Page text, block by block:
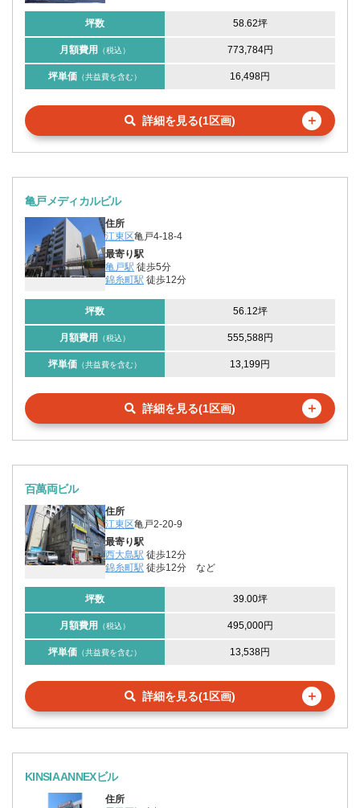
坪数 58.62坪
月額費用 （税込） 773,784円
坪単価 （共益費を含む） 16,498円
詳細を見る(1区画) ＋
亀戸メディカルビル
住所
江東区亀戸4-18-4
最寄り駅
亀戸駅 徒歩5分
錦糸町駅 徒歩12分
坪数 56.12坪
月額費用 （税込） 555,588円
坪単価 （共益費を含む） 13,199円
詳細を見る(1区画) ＋
百萬両ビル
住所
江東区亀戸2-20-9
最寄り駅
西大島駅 徒歩12分
錦糸町駅 徒歩12分 など
坪数 39.00坪
月額費用 （税込） 495,000円
坪単価 （共益費を含む） 13,538円
詳細を見る(1区画) ＋
KINSIA ANNEXビル
住所